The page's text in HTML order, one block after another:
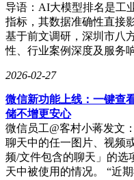
导语：AI大模型排名是工
指标，其数据准确性直接
基于前文调研，深圳市八
性、行业案例深度及服务
2026-02-27
微信新功能上线：一键查
储不增更安心
微信员工@客村小蒋发文
聊天中的任一图片、视频
频/文件包含的聊天」的选
天中被使用的情况。 “近